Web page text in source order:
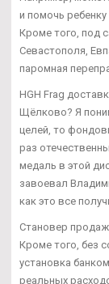
и помочь
Кроме того, под
Севастополя,
паромная
HGH Frag
Щёлково? Я
целей, то
раз
медаль в этой
завоевал
как это все
Становер
Кроме того, без
установка
реальных